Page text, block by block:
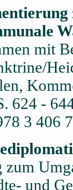
mit
624 -
3 406
zum
und